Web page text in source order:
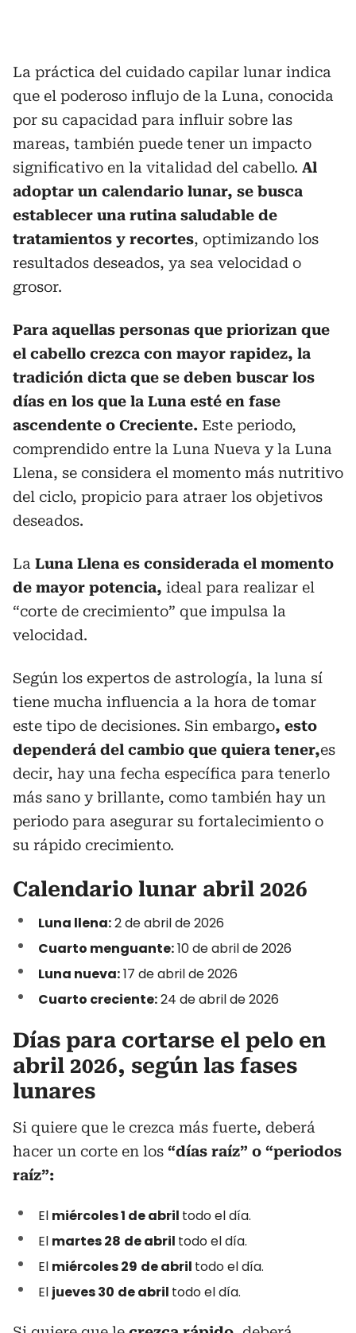
La práctica del cuidado capilar lunar indica
que el poderoso influjo de la Luna, conocida
por su capacidad para influir sobre las
mareas, también puede tener un impacto
significativo en la vitalidad del cabello. Al
adoptar un calendario lunar, se busca
establecer una rutina saludable de
tratamientos y recortes, optimizando los
resultados deseados, ya sea velocidad o
grosor.
Para aquellas personas que priorizan que
el cabello crezca con mayor rapidez, la
tradición dicta que se deben buscar los
días en los que la Luna esté en fase
ascendente o Creciente. Este periodo,
comprendido entre la Luna Nueva y la Luna
Llena, se considera el momento más nutritivo
del ciclo, propicio para atraer los objetivos
deseados.
La Luna Llena es considerada el momento
de mayor potencia, ideal para realizar el
“corte de crecimiento” que impulsa la
velocidad.
Según los expertos de astrología, la luna sí
tiene mucha influencia a la hora de tomar
este tipo de decisiones. Sin embargo, esto
dependerá del cambio que quiera tener,es
decir, hay una fecha específica para tenerlo
más sano y brillante, como también hay un
periodo para asegurar su fortalecimiento o
su rápido crecimiento.
Calendario lunar abril 2026
Luna llena:2 de abril de 2026
Cuarto menguante:10 de abril de 2026
Luna nueva:17 de abril de 2026
Cuarto creciente:24 de abril de 2026
Días para cortarse el pelo en
abril 2026, según las fases
lunares
Si quiere que le crezca más fuerte, deberá
hacer un corte en los “días raíz” o “periodos
raíz”:
El miércoles 1 de abril todo el día.
El martes 28 de abril todo el día.
El miércoles 29 de abril todo el día.
El jueves 30 de abril todo el día.